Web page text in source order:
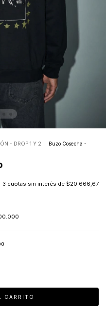
- DROP 1 Y 2
Buzo Cosecha -
3 cuotas sin interés de $20.666,67